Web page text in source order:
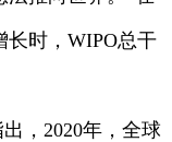
长时，WIPO总干
，2020年，全球